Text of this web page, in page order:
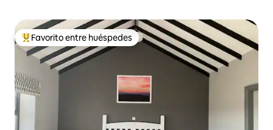
Favorito entre huéspedes preferido
Favorito entre huéspedes